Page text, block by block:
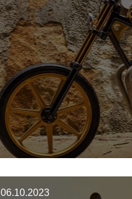
06.10.2023